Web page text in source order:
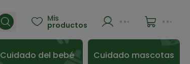
 Mis
productos
Cuidado del bebé Cuidado mascotas